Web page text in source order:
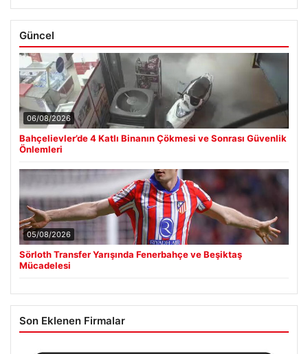
Güncel
06/08/2026
Bahçelievler’de 4 Katlı Binanın Çökmesi ve Sonrası Güvenlik
Önlemleri
05/08/2026
Sörloth Transfer Yarışında Fenerbahçe ve Beşiktaş
Mücadelesi
Son Eklenen Firmalar